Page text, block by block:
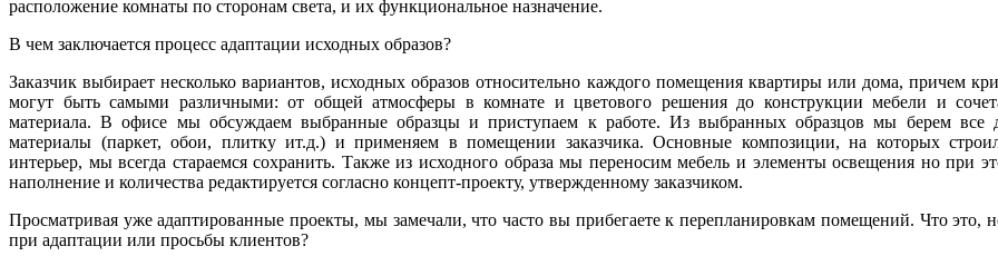
расположение комнаты по сторонам света, и их функциональное назначение.
В чем заключается процесс адаптации исходных образов?
Заказчик выбирает несколько вариантов, исходных образов относительно каждого помещения квартиры или дома, причем
могут быть самыми различными: от общей атмосферы в комнате и цветового решения до конструкции мебели и
материала. В офисе мы обсуждаем выбранные образцы и приступаем к работе. Из выбранных образцов мы берем все
материалы (паркет, обои, плитку ит.д.) и применяем в помещении заказчика. Основные композиции, на которых
интерьер, мы всегда стараемся сохранить. Также из исходного образа мы переносим мебель и элементы освещения но при
наполнение и количества редактируется согласно концепт-проекту, утвержденному заказчиком.
Просматривая уже адаптированные проекты, мы замечали, что часто вы прибегаете к перепланировкам помещений. Что это,
при адаптации или просьбы клиентов?